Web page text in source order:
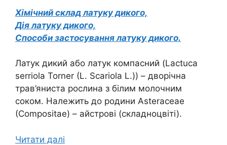
Хімічний склад латуку дикого,
Дія латуку дикого,
Способи застосування латуку дикого.
Латук дикий або латук компасний (Lactuca
serriola Torner (L. Scariola L.)) – дворічна
трав’яниста рослина з білим молочним
соком. Належить до родини Asteraceae
(Compositae) – айстрові (складноцвіті).
Читати далі